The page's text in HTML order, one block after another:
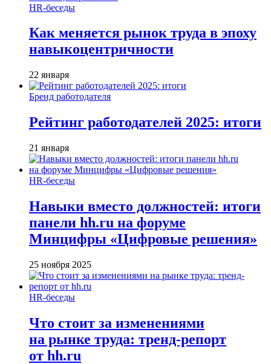
HR-беседы
Как меняется рынок труда в эпоху
навыкоцентричности
22 января
Бренд работодателя
Рейтинг работодателей 2025: итоги
21 января
HR-беседы
Навыки вместо должностей: итоги
панели hh.ru на форуме
Минцифры «Цифровые решения»
25 ноября 2025
HR-беседы
Что стоит за изменениями
на рынке труда: тренд-репорт
от hh.ru